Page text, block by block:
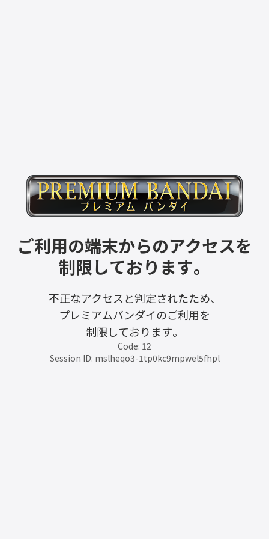
ご利用の端末からのアクセスを
制限しております。
不正なアクセスと判定されたため、
プレミアムバンダイのご利用を
制限しております。
Code: 12
Session ID: mslheqo3-1tp0kc9mpwel5fhpl